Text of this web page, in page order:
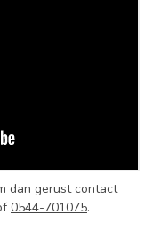
dan gerust contact
0544-701075.